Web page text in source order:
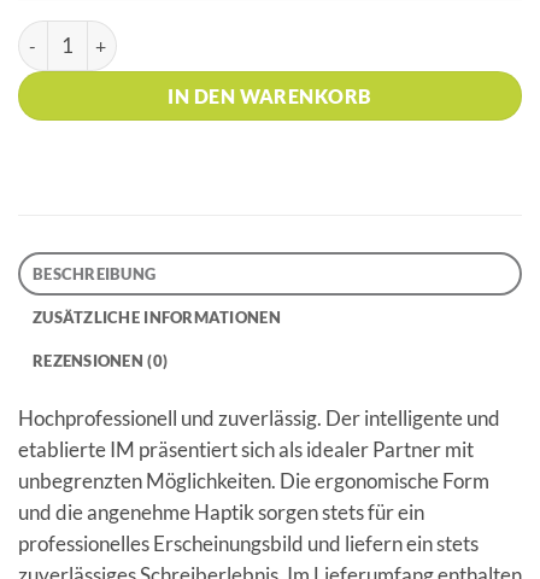
PARKER IM Core Black Lacquer GT Füllfederhalter Menge
IN DEN WARENKORB
BESCHREIBUNG
ZUSÄTZLICHE INFORMATIONEN
REZENSIONEN (0)
Hochprofessionell und zuverlässig. Der intelligente und
etablierte IM präsentiert sich als idealer Partner mit
unbegrenzten Möglichkeiten. Die ergonomische Form
und die angenehme Haptik sorgen stets für ein
professionelles Erscheinungsbild und liefern ein stets